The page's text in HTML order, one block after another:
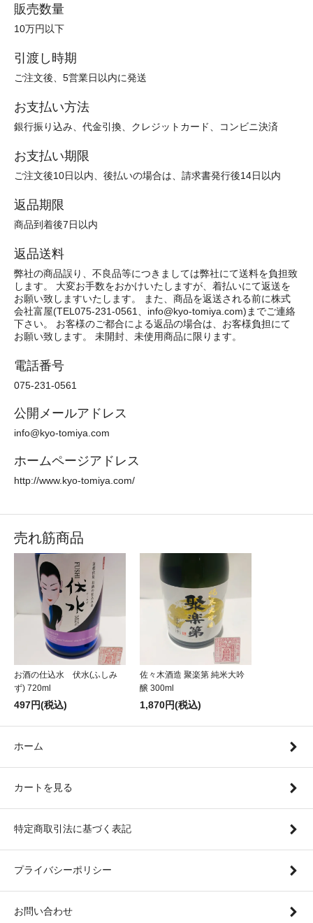
販売数量
10万円以下
引渡し時期
ご注文後、5営業日以内に発送
お支払い方法
銀行振り込み、代金引換、クレジットカード、コンビニ決済
お支払い期限
ご注文後10日以内、後払いの場合は、請求書発行後14日以内
返品期限
商品到着後7日以内
返品送料
弊社の商品誤り、不良品等につきましては弊社にて送料を負担致
します。 大変お手数をおかけいたしますが、着払いにて返送を
お願い致しますいたします。 また、商品を返送される前に株式
会社富屋(TEL075-231-0561、info@kyo-tomiya.com)までご連絡
下さい。 お客様のご都合による返品の場合は、お客様負担にて
お願い致します。 未開封、未使用商品に限ります。
電話番号
075-231-0561
公開メールアドレス
info@kyo-tomiya.com
ホームページアドレス
http://www.kyo-tomiya.com/
売れ筋商品
お酒の仕込水 伏水(ふしみ
ず) 720ml
497円(税込)
佐々木酒造 聚楽第 純米大吟
醸 300ml
1,870円(税込)
ホーム
カートを見る
特定商取引法に基づく表記
プライバシーポリシー
お問い合わせ